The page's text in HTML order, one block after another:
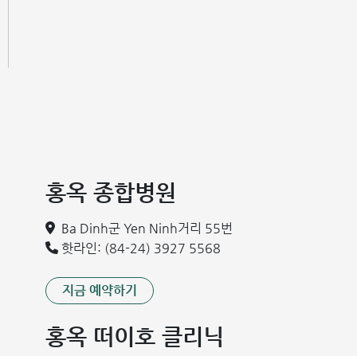
홍옥 종합병원
Ba Dinh군 Yen Ninh거리 55번
핫라인: (84-24) 3927 5568
지금 예약하기
홍옥 떠이호 클리닉